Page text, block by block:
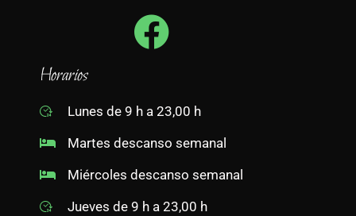
Horarios
Lunes de 9 h a 23,00 h
Martes descanso semanal
Miércoles descanso semanal
Jueves de 9 h a 23,00 h